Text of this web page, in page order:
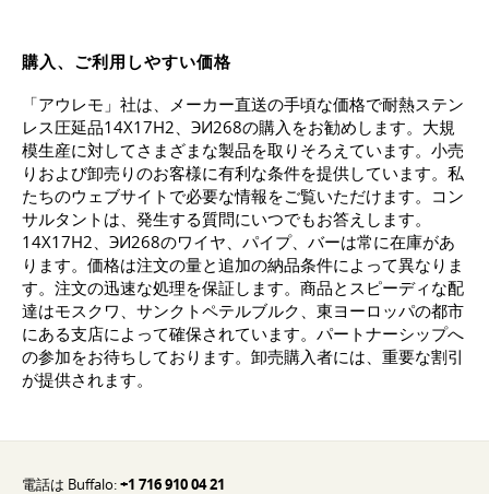
購入、ご利用しやすい価格
「アウレモ」社は、メーカー直送の手頃な価格で耐熱ステン
レス圧延品14Х17Н2、ЭИ268の購入をお勧めします。大規
模生産に対してさまざまな製品を取りそろえています。小売
りおよび卸売りのお客様に有利な条件を提供しています。私
たちのウェブサイトで必要な情報をご覧いただけます。コン
サルタントは、発生する質問にいつでもお答えします。
14Х17Н2、ЭИ268のワイヤ、パイプ、バーは常に在庫があ
ります。価格は注文の量と追加の納品条件によって異なりま
す。注文の迅速な処理を保証します。商品とスピーディな配
達はモスクワ、サンクトペテルブルク、東ヨーロッパの都市
にある支店によって確保されています。パートナーシップへ
の参加をお待ちしております。卸売購入者には、重要な割引
が提供されます。
電話は Buffalo:+1 716 910 04 21